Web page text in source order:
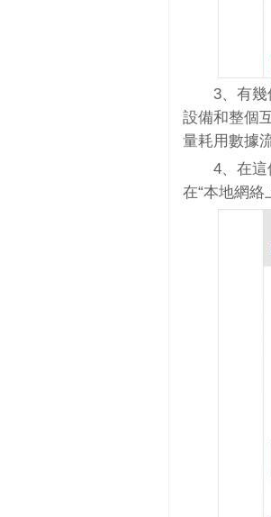
3、有
設備和整個
量耗用數據
4、在
在“本地網絡